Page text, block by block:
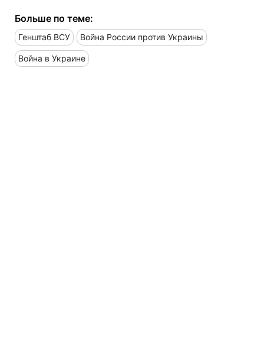
Больше по теме:
Генштаб ВСУ Война России против Украины
Война в Украине